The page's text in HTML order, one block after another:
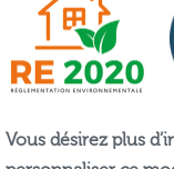
Vous désirez plus